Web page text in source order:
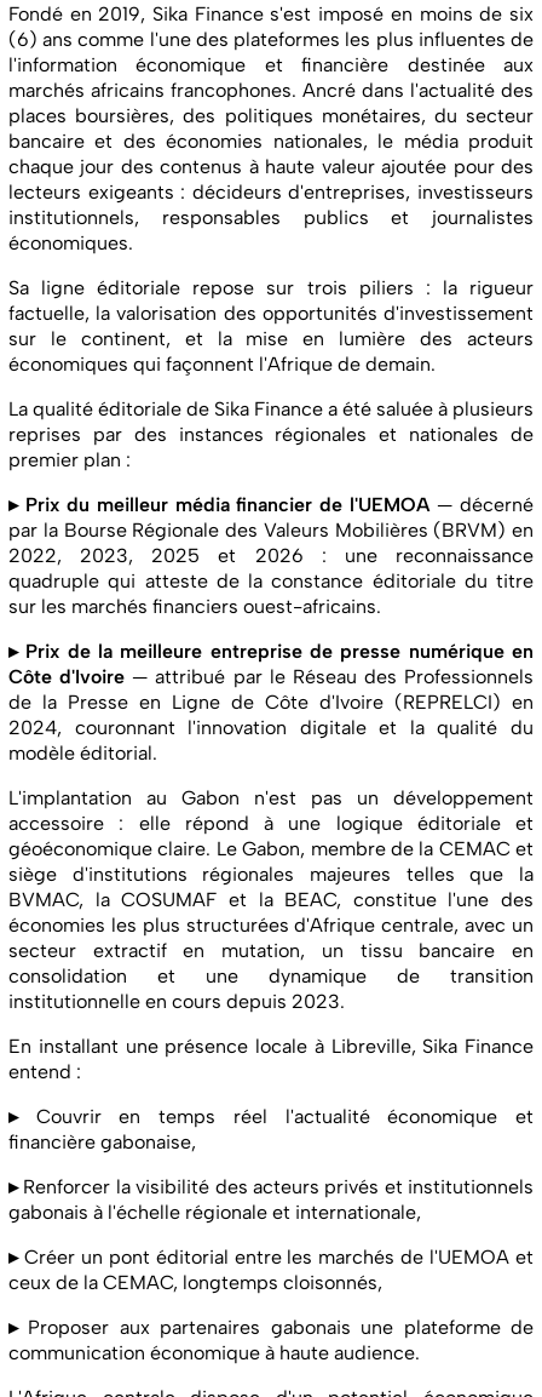
Fondé en 2019, Sika Finance s'est imposé en moins de six
(6) ans comme l'une des plateformes les plus influentes de
l'information économique et financière destinée aux
marchés africains francophones. Ancré dans l'actualité des
places boursières, des politiques monétaires, du secteur
bancaire et des économies nationales, le média produit
chaque jour des contenus à haute valeur ajoutée pour des
lecteurs exigeants : décideurs d'entreprises, investisseurs
institutionnels, responsables publics et journalistes
économiques.
Sa ligne éditoriale repose sur trois piliers : la rigueur
factuelle, la valorisation des opportunités d'investissement
sur le continent, et la mise en lumière des acteurs
économiques qui façonnent l'Afrique de demain.
La qualité éditoriale de Sika Finance a été saluée à plusieurs
reprises par des instances régionales et nationales de
premier plan :
▸ Prix du meilleur média financier de l'UEMOA — décerné
par la Bourse Régionale des Valeurs Mobilières (BRVM) en
2022, 2023, 2025 et 2026 : une reconnaissance
quadruple qui atteste de la constance éditoriale du titre
sur les marchés financiers ouest-africains.
▸ Prix de la meilleure entreprise de presse numérique en
Côte d'Ivoire — attribué par le Réseau des Professionnels
de la Presse en Ligne de Côte d'Ivoire (REPRELCI) en
2024, couronnant l'innovation digitale et la qualité du
modèle éditorial.
L'implantation au Gabon n'est pas un développement
accessoire : elle répond à une logique éditoriale et
géoéconomique claire. Le Gabon, membre de la CEMAC et
siège d'institutions régionales majeures telles que la
BVMAC, la COSUMAF et la BEAC, constitue l'une des
économies les plus structurées d'Afrique centrale, avec un
secteur extractif en mutation, un tissu bancaire en
consolidation et une dynamique de transition
institutionnelle en cours depuis 2023.
En installant une présence locale à Libreville, Sika Finance
entend :
▸ Couvrir en temps réel l'actualité économique et
financière gabonaise,
▸ Renforcer la visibilité des acteurs privés et institutionnels
gabonais à l'échelle régionale et internationale,
▸ Créer un pont éditorial entre les marchés de l'UEMOA et
ceux de la CEMAC, longtemps cloisonnés,
▸ Proposer aux partenaires gabonais une plateforme de
communication économique à haute audience.